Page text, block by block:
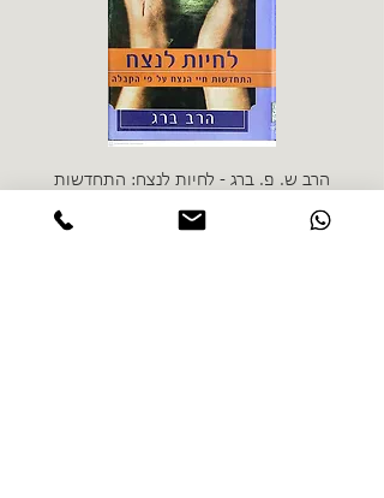
הרב ש. פ. ברג - לחיות לנצח: התחדשות
חיי הנצח על פי הקבלה